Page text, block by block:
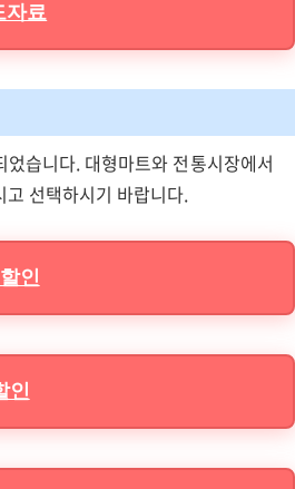
자료
습니다. 대형마트와 전통시장에서
선택하시기 바랍니다.
인
인